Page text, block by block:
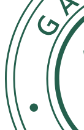
· Parfymfritt
·
· 100%
Användning
· Ta en mindre
applicera där